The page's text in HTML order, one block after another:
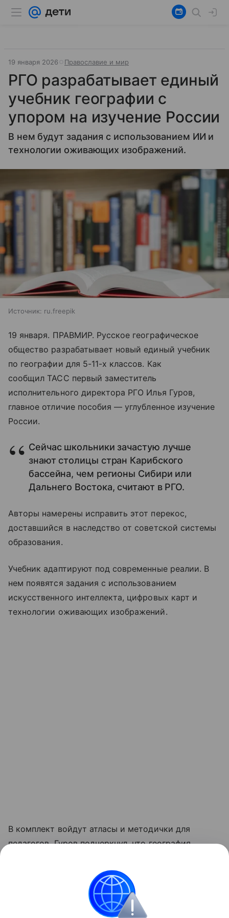
19 января 2026 Православие и мир
РГО разрабатывает единый
учебник географии с
упором на изучение России
В нем будут задания с использованием ИИ и
технологии оживающих изображений.
Источник: ru.freepik
19 января. ПРАВМИР. Русское географическое
общество разрабатывает новый единый учебник
по географии для 5-11-х классов. Как
сообщил ТАСС первый заместитель
исполнительного директора РГО Илья Гуров,
главное отличие пособия — углубленное изучение
России.
Сейчас школьники зачастую лучше
знают столицы стран Карибского
бассейна, чем регионы Сибири или
Дальнего Востока, считают в РГО.
Авторы намерены исправить этот перекос,
доставшийся в наследство от советской системы
образования.
Учебник адаптируют под современные реалии. В
нем появятся задания с использованием
искусственного интеллекта, цифровых карт и
технологии оживающих изображений.
В комплект войдут атласы и методички для
педагогов. Гуров подчеркнул, что география
идентичность, поэтому программа будет
одинаковой для всей страны.